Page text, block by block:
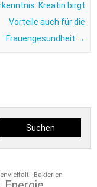
Kreatin birgt
Vorteile auch für die
Frauengesundheit →
Suchen
Bakterien